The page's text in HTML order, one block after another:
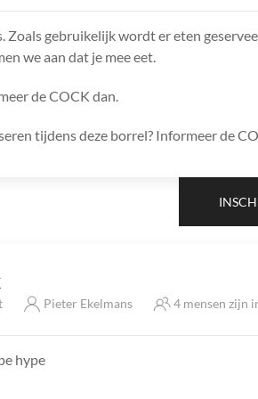
Zoals gebruikelijk wordt er eten
we aan dat je mee eet.
de COCK dan.
tijdens deze borrel? Informeer de
Pieter Ekelmans 4 mensen zijn
hype